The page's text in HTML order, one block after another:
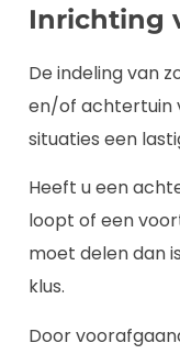
Inrichting
De indeling van
en/of achtertuin
situaties een
Heeft u een
loopt of een
moet delen dan
klus.
Door